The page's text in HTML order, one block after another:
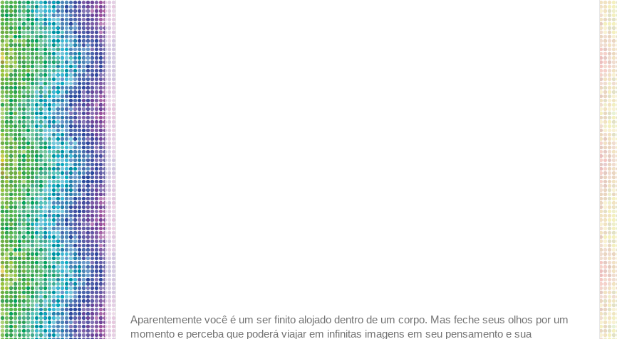
Aparentemente você é um ser finito alojado dentro de um corpo. Mas feche seus olhos por um
momento e perceba que poderá viajar em infinitas imagens em seu pensamento e sua